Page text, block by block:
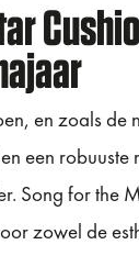
en zoals de
een
Song for the
zowel de